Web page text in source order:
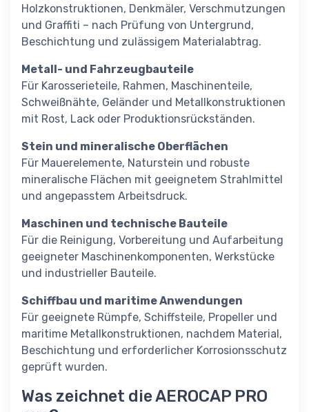
Holzkonstruktionen, Denkmäler, Verschmutzungen
und Graffiti – nach Prüfung von Untergrund,
Beschichtung und zulässigem Materialabtrag.
Metall- und Fahrzeugbauteile
Für Karosserieteile, Rahmen, Maschinenteile,
Schweißnähte, Geländer und Metallkonstruktionen
mit Rost, Lack oder Produktionsrückständen.
Stein und mineralische Oberflächen
Für Mauerelemente, Naturstein und robuste
mineralische Flächen mit geeignetem Strahlmittel
und angepasstem Arbeitsdruck.
Maschinen und technische Bauteile
Für die Reinigung, Vorbereitung und Aufarbeitung
geeigneter Maschinenkomponenten, Werkstücke
und industrieller Bauteile.
Schiffbau und maritime Anwendungen
Für geeignete Rümpfe, Schiffsteile, Propeller und
maritime Metallkonstruktionen, nachdem Material,
Beschichtung und erforderlicher Korrosionsschutz
geprüft wurden.
Was zeichnet die AEROCAP PRO